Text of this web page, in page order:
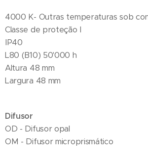
4000 K- Outras temperaturas sob
Classe de proteção I
IP40
L80 (B10) 50'000 h
Altura 48 mm
Largura 48 mm
Difusor
OD - Difusor opal
OM - Difusor microprismático